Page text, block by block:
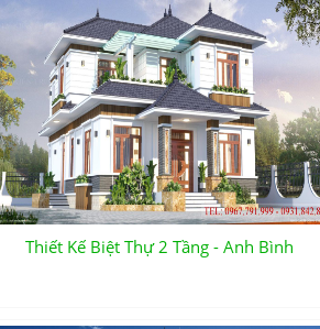
Thiết Kế Biệt Thự 2 Tầng - Anh Bình